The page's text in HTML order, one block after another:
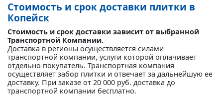
Стоимость и срок доставки плитки в
Копейск
Стоимость и срок доставки зависит от выбранной
Транспортной Компании.
Доставка в регионы осуществляется силами
транспортной компании, услуги которой оплачивает
отдельно покупатель. Транспортная компания
осуществляет забор плитки и отвечает за дальнейшую ее
доставку. При заказе от 20 000 руб. доставка до
транспортной компании бесплатно.